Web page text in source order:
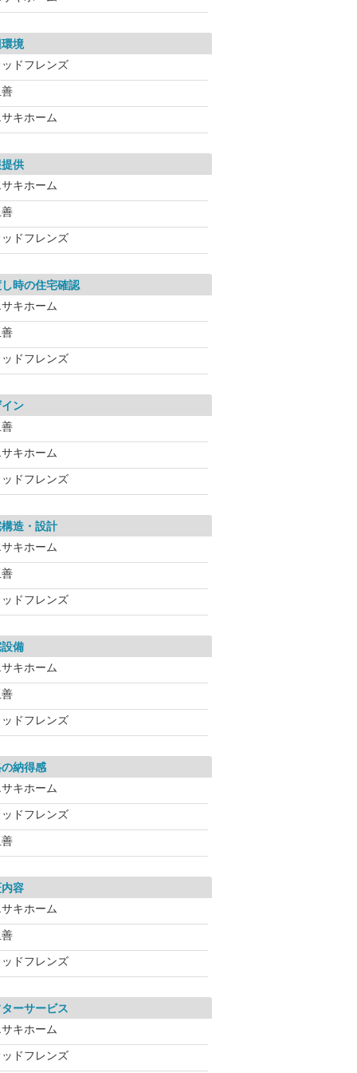
境
ッドフレンズ
キホーム
供
キホーム
ッドフレンズ
時の住宅確認
キホーム
ッドフレンズ
ン
キホーム
ッドフレンズ
造・設計
キホーム
ッドフレンズ
備
キホーム
ッドフレンズ
納得感
キホーム
ッドフレンズ
容
キホーム
ッドフレンズ
ーサービス
キホーム
ッドフレンズ